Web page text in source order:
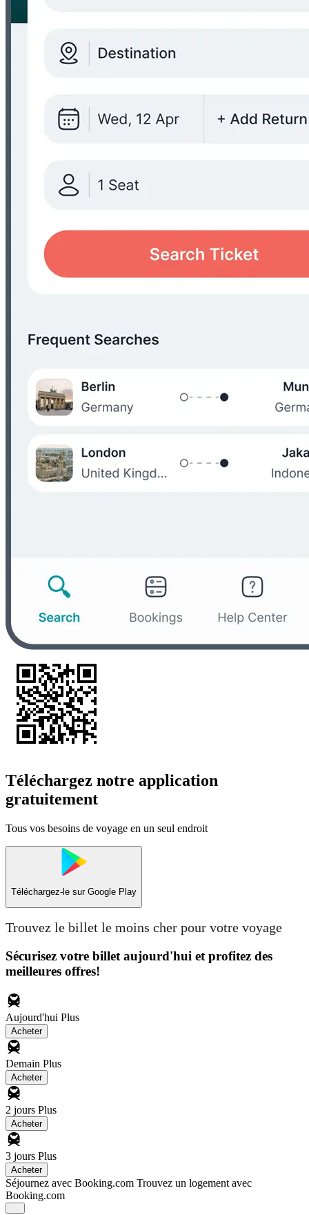
Téléchargez notre application
gratuitement
Tous vos besoins de voyage en un seul endroit
Téléchargez-le sur Google Play
Trouvez le billet le moins cher pour votre voyage
Sécurisez votre billet aujourd'hui et profitez des
meilleures offres!
Aujourd'hui Plus
Acheter
Demain Plus
Acheter
2 jours Plus
Acheter
3 jours Plus
Acheter
Séjournez avec Booking.com Trouvez un logement avec
Booking.com